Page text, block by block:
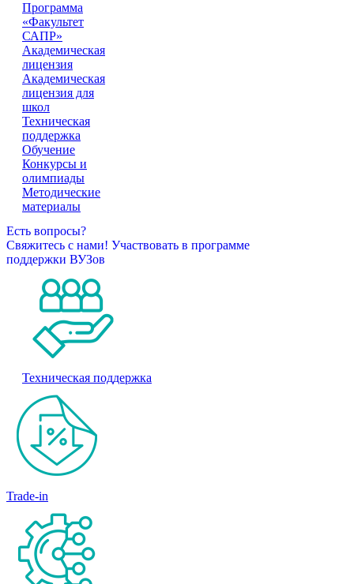
Программа
«Факультет
САПР»
Академическая
лицензия
Академическая
лицензия для
школ
Техническая
поддержка
Обучение
Конкурсы и
олимпиады
Методические
материалы
Есть вопросы?
Свяжитесь с нами! Участвовать в программе
поддержки ВУЗов
Техническая поддержка
Trade-in